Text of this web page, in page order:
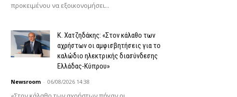
προκειμένου να εξοικονομήσει...
Κ. Χατζηδάκης: «Στον κάλαθο των
αχρήστων οι αμφισβητήσεις για το
καλώδιο ηλεκτρικής διασύνδεσης
Ελλάδας-Κύπρου»
Newsroom - 06/08/2026 14:38